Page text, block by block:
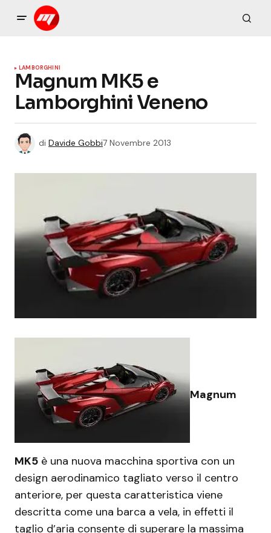
LAMBORGHINI
Magnum MK5 e
Lamborghini Veneno
di Davide Gobbi7 Novembre 2013
Magnum
MK5 è una nuova macchina sportiva con un
design aerodinamico tagliato verso il centro
anteriore, per questa caratteristica viene
descritta come una barca a vela, in effetti il
taglio d’aria consente di superare la massima